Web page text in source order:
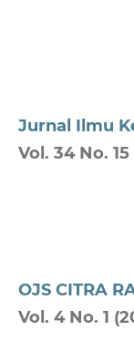
Jurnal Ilmu
Vol. 34 No.
OJS CITRA
Vol. 4 No. 1